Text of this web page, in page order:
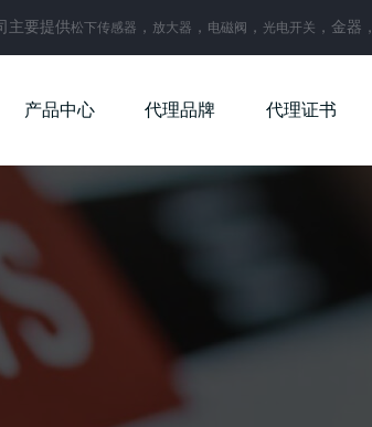
主要提供松下传感器 ， 放大器 ， 电磁阀 ， 光电开关 ，金器，
产品中心 代理品牌 代理证书